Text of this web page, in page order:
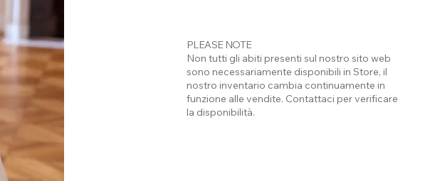
PLEASE NOTE
Non tutti gli abiti presenti sul nostro sito web
sono necessariamente disponibili in Store, il
nostro inventario cambia continuamente in
funzione alle vendite. Contattaci per verificare
la disponibilità.